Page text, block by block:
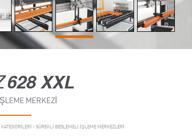
628 XXL
MERKEZI
/ SÜREKLI BESLEMELI IŞLEME MERKEZLERI